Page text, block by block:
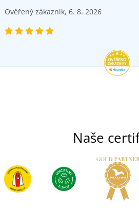
Ověřený zákazník, 6. 8. 2026
Naše